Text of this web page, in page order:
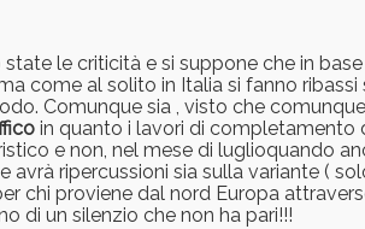
le criticità e si suppone che in
come al solito in Italia si fanno
Comunque sia , visto che
in quanto i lavori di completamento
e non, nel mese di luglioquando
avrà ripercussioni sia sulla variante (
chi proviene dal nord Europa
di un silenzio che non ha pari!!!